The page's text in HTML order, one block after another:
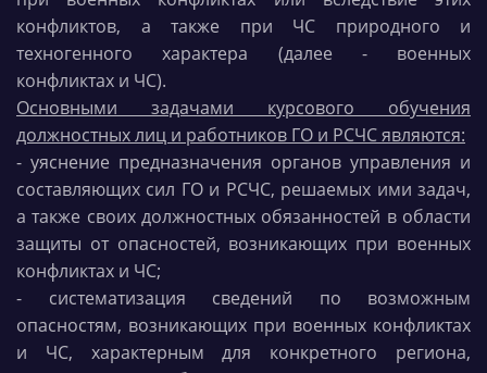
конфликтов, а также при ЧС природного и
техногенного характера (далее - военных
конфликтах и ЧС).
Основными задачами курсового обучения
должностных лиц и работников ГО и РСЧС являются:
- уяснение предназначения органов управления и
составляющих сил ГО и РСЧС, решаемых ими задач,
а также своих должностных обязанностей в области
защиты от опасностей, возникающих при военных
конфликтах и ЧС;
- систематизация сведений по возможным
опасностям, возникающих при военных конфликтах
и ЧС, характерным для конкретного региона,